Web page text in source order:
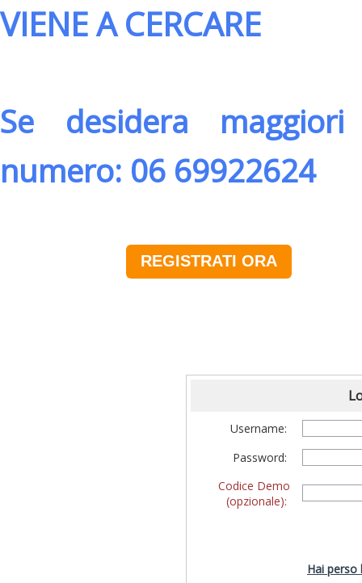
VIENE A CERCARE
Se desidera
numero: 06 69922624
REGISTRATI ORA
Username:
Password:
Codice Demo
(opzionale):
Hai perso